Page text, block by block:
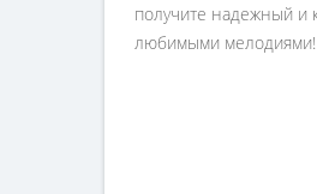
получите надежный и
любимыми мелодиями!